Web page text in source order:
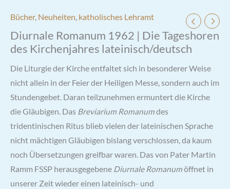
Bücher, Neuheiten, katholisches Lehramt
Diurnale Romanum 1962 | Die Tageshoren
des Kirchenjahres lateinisch/deutsch
Die Liturgie der Kirche entfaltet sich in besonderer Weise
nicht allein in der Feier der Heiligen Messe, sondern auch im
Stundengebet. Daran teilzunehmen ermuntert die Kirche
die Gläubigen. Das Breviarium Romanumdes
tridentinischen Ritus blieb vielen der lateinischen Sprache
nicht mächtigen Gläubigen bislang verschlossen, da kaum
noch Übersetzungen greifbar waren. Das von Pater Martin
Ramm FSSP herausgegebene Diurnale Romanumöffnet in
unserer Zeit wieder einen lateinisch- und